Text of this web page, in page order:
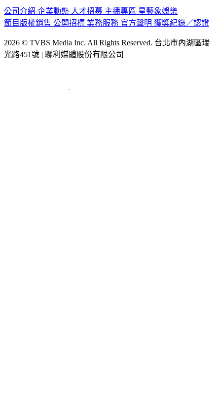
公司介紹 企業動態 人才招募 主播專區 星藝象娛樂
節目版權銷售 公開招標 業務服務 官方聲明 獲獎紀錄／認證
2026 © TVBS Media Inc. All Rights Reserved. 台北市內湖區瑞
光路451號 | 聯利媒體股份有限公司